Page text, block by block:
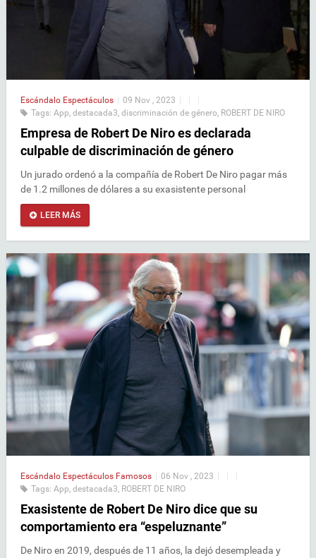
Escándalo Espectáculos 09 Nov , 2023
Tags: App, destacada3, discriminación de género, ROBERT DE NIRO
Empresa de Robert De Niro es declarada
culpable de discriminación de género
Un jurado ordenó a la compañía de Robert De Niro pagar más
de 1.2 millones de dólares a su exasistente personal
LEER MÁS
Escándalo Espectáculos Famosos 06 Nov , 2023
Tags: App, destacada3, ROBERT DE NIRO
Exasistente de Robert De Niro dice que su
comportamiento era “espeluznante”
De Niro en 2019, después de 11 años, la dejó desempleada y